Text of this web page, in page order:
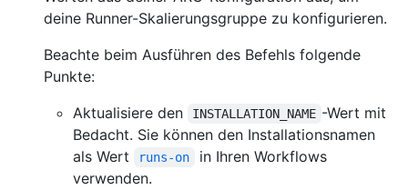
deine Runner-Skalierungsgruppe zu konfigurieren.
Beachte beim Ausführen des Befehls folgende
Punkte:
Aktualisiere den
INSTALLATION_NAME -Wert mit
Bedacht. Sie können den Installationsnamen
als Wert
runs-on
in Ihren Workflows
verwenden.